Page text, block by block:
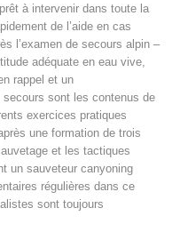
à intervenir dans toute la
de l’aide en cas
l’examen de secours alpin –
adéquate en eau vive,
rappel et un
sont les contenus de
exercices pratiques
une formation de trois
et les tactiques
un sauveteur canyoning
régulières dans ce
sont toujours